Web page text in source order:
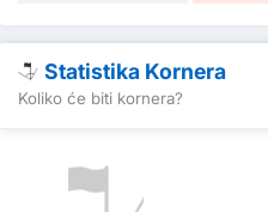
Statistika Kornera
Koliko će biti kornera?